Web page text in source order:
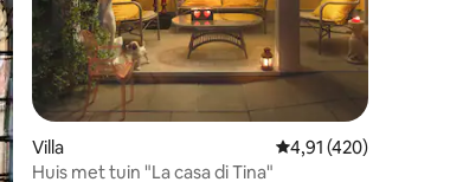
Villa Gemiddelde
4,91 (420)
Huis met tuin "La casa di Tina"